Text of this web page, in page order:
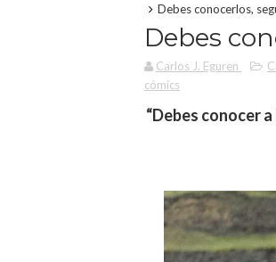
Debes conocerlos,
Debes
Carlos J. Eguren
cómics
“Debes conocer